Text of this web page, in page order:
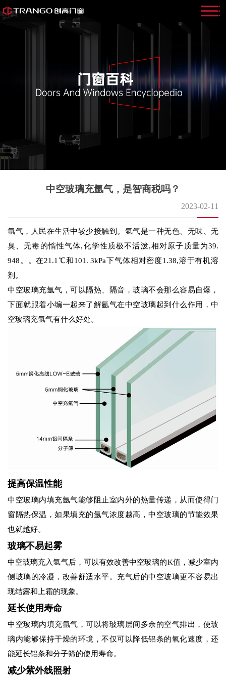
中空玻璃充氩气，是智商税吗？
2023-02-11
氩气，人民在生活中较少接触到。氩气是一种无色、无味、无
臭、无毒的惰性气体,化学性质极不活泼,相对原子质量为39.
948。。在21.1℃和101. 3kPa下气体相对密度1.38,溶于有机溶
剂。
中空玻璃充氩气，可以隔热、隔音，玻璃不会那么容易自爆，
下面就跟着小编一起来了解氩气在中空玻璃起到什么作用，中
空玻璃充氩气有什么好处。
提高保温性能
中空玻璃内填充氩气能够阻止室内外的热量传递，从而使得门
窗隔热保温，如果填充的氩气浓度越高，中空玻璃的节能效果
也就越好。
玻璃不易起雾
中空玻璃充入氩气后，可以有效改善中空玻璃的K值，减少室内
侧玻璃的冷凝，改善舒适水平。充气后的中空玻璃更不容易出
现结露和上霜的现象。
延长使用寿命
中空玻璃内填充氩气，可以将玻璃层间多余的空气排出，使玻
璃内能够保持干燥的环境，不仅可以降低铝条的氧化速度，还
能延长铝条和分子筛的使用寿命。
减少紫外线照射